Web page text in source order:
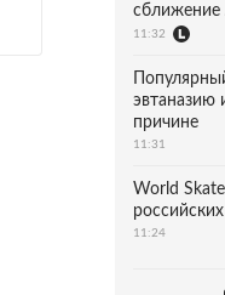
сближение
11:32
эвтаназию
причине
11:31
World
11:24